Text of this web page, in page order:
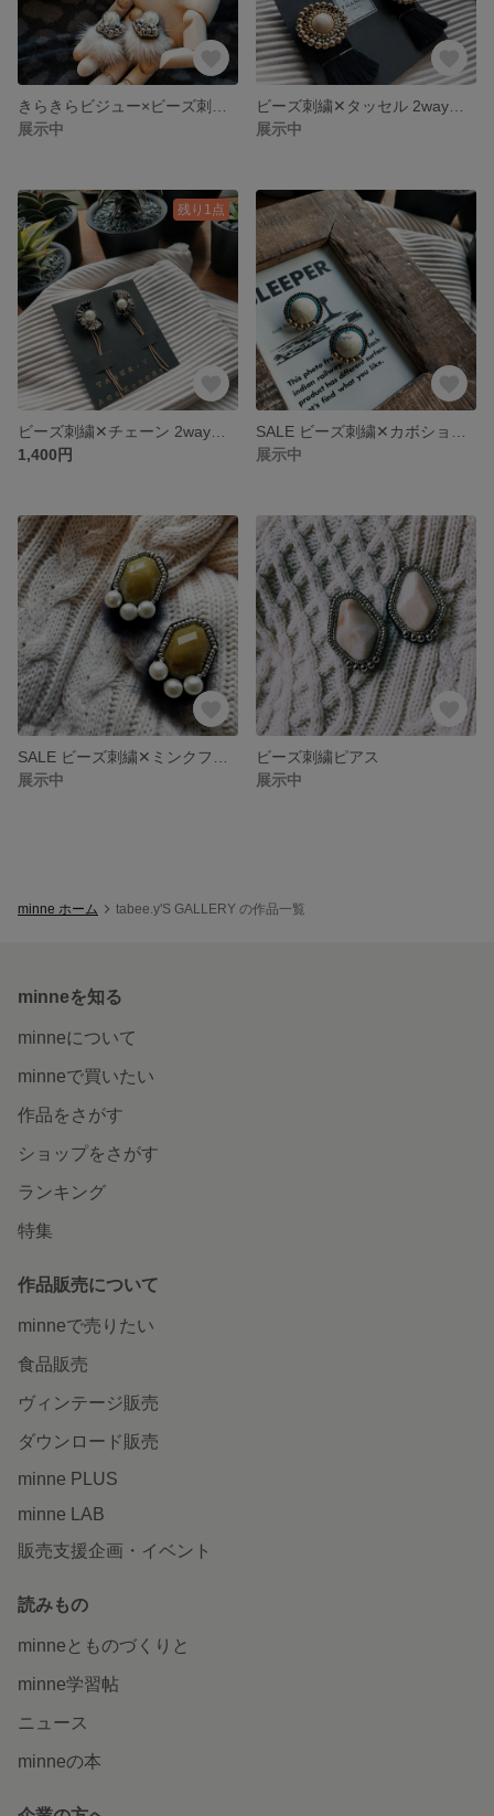
展示中
展示中
残り1点
1,400円
展示中
展示中
ビーズ刺繍ピアス
展示中
minne ホーム tabee.y'S GALLERY の作品一覧
minneを知る
minneについて
minneで買いたい
作品をさがす
ショップをさがす
ランキング
特集
作品販売について
minneで売りたい
食品販売
ヴィンテージ販売
ダウンロード販売
minne PLUS
minne LAB
販売支援企画・イベント
読みもの
minneとものづくりと
minne学習帖
ニュース
minneの本